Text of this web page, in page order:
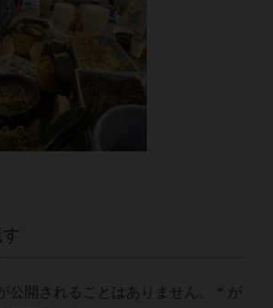
公開されることはありません。
が